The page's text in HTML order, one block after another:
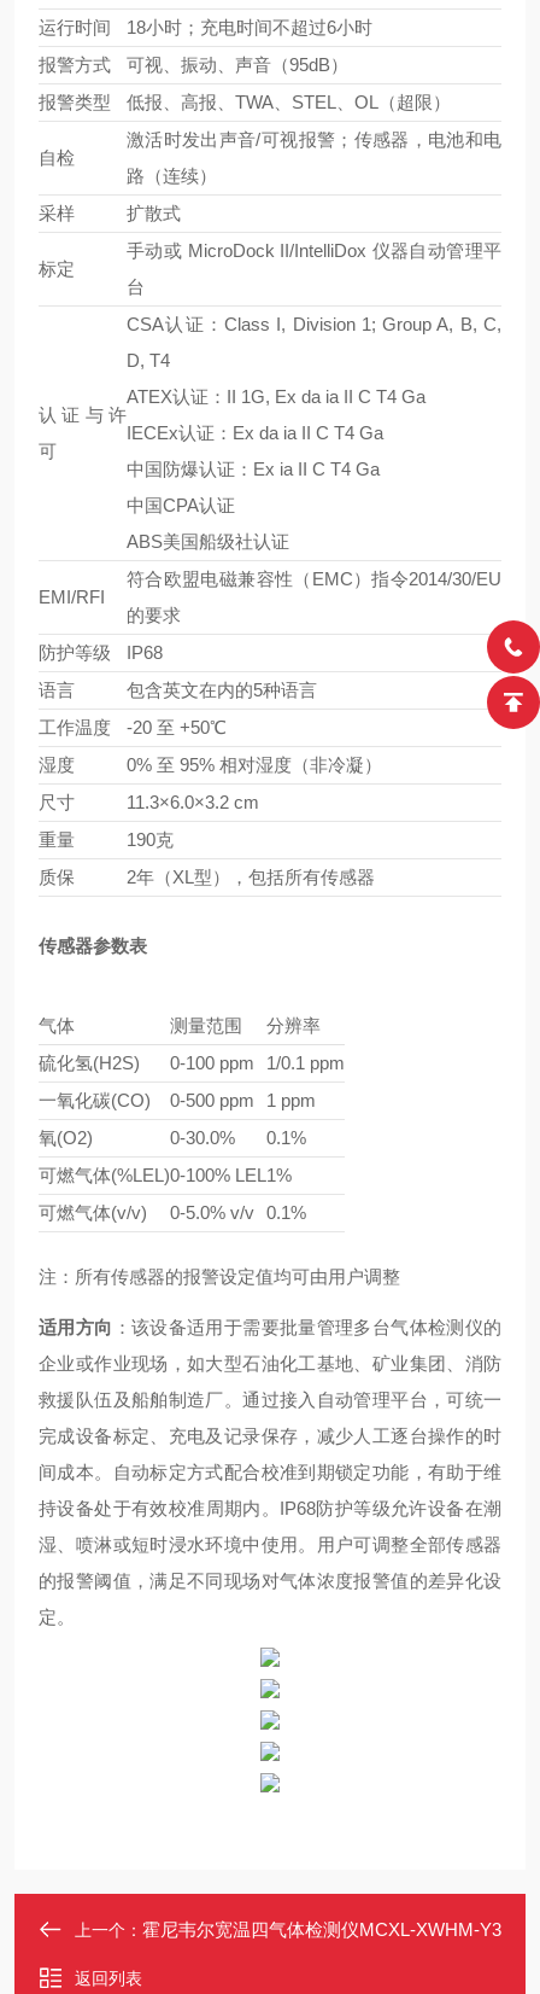
运行时间
18小时；充电时间不超过6小时
报警方式
可视、振动、声音（95dB）
报警类型
低报、高报、TWA、STEL、OL（超限）
自检
激活时发出声音/可视报警；传感器，电池和电
路（连续）
采样
扩散式
标定
手动或 MicroDock II/IntelliDox 仪器自动管理平
台
认证与许
可
CSA认证：Class I, Division 1; Group A, B, C,
D, T4
ATEX认证：II 1G, Ex da ia II C T4 Ga
IECEx认证：Ex da ia II C T4 Ga
中国防爆认证：Ex ia II C T4 Ga
中国CPA认证
ABS美国船级社认证
EMI/RFI
符合欧盟电磁兼容性（EMC）指令2014/30/EU
的要求
防护等级
IP68
语言
包含英文在内的5种语言
工作温度
-20 至 +50℃
湿度
0% 至 95% 相对湿度（非冷凝）
尺寸
11.3×6.0×3.2 cm
重量
190克
质保
2年（XL型），包括所有传感器
传感器参数表
气体 测量范围
分辨率
硫化氢(H2S)
0-100 ppm
1/0.1 ppm
一氧化碳(CO)
0-500 ppm
1 ppm
氧(O2)
0-30.0%
0.1%
可燃气体(%LEL)0-100% LEL 1%
可燃气体(v/v)
0-5.0% v/v 0.1%
注：所有传感器的报警设定值均可由用户调整
适用方向 ：该设备适用于需要批量管理多台气体检测仪的
企业或作业现场，如大型石油化工基地、矿业集团、消防
救援队伍及船舶制造厂。通过接入自动管理平台，可统一
完成设备标定、充电及记录保存，减少人工逐台操作的时
间成本。自动标定方式配合校准到期锁定功能，有助于维
持设备处于有效校准周期内。IP68防护等级允许设备在潮
湿、喷淋或短时浸水环境中使用。用户可调整全部传感器
的报警阈值，满足不同现场对气体浓度报警值的差异化设
定。
上一个： 霍尼韦尔宽温四气体检测仪MCXL-XWHM-Y3
返回列表